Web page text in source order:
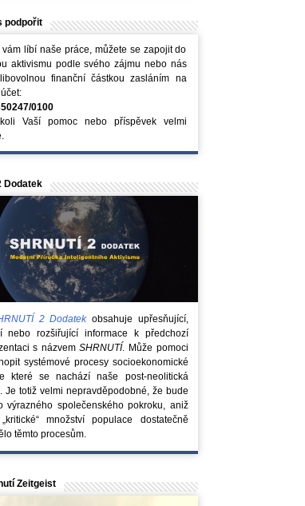
podpořit
vám líbí naše práce, můžete se zapojit do
aktivismu podle svého zájmu nebo nás
finanční částkou zasláním na
0100
Vaší pomoc nebo příspěvek velmi
Dodatek
2 Dodatekobsahuje upřesňující,
nebo rozšiřující informace k předchozí
s názvemSHRNUTÍ. Může pomoci
systémové procesy socioekonomické
které se nachází naše post-neolitická
Je totiž velmi nepravděpodobné, že bude
výrazného společenského pokroku, aniž
množství populace dostatečně
těmto procesům.
Zeitgeist